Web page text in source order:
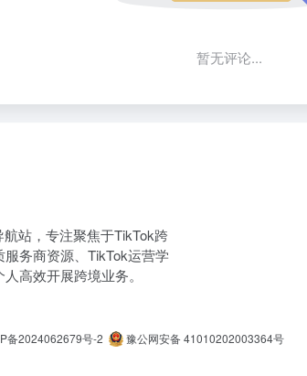
暂无评论...
站，专注聚焦于TikTok跨
务商资源、TikTok运营学
高效开展跨境业务。
备2024062679号-2 豫公网安备 41010202003364号